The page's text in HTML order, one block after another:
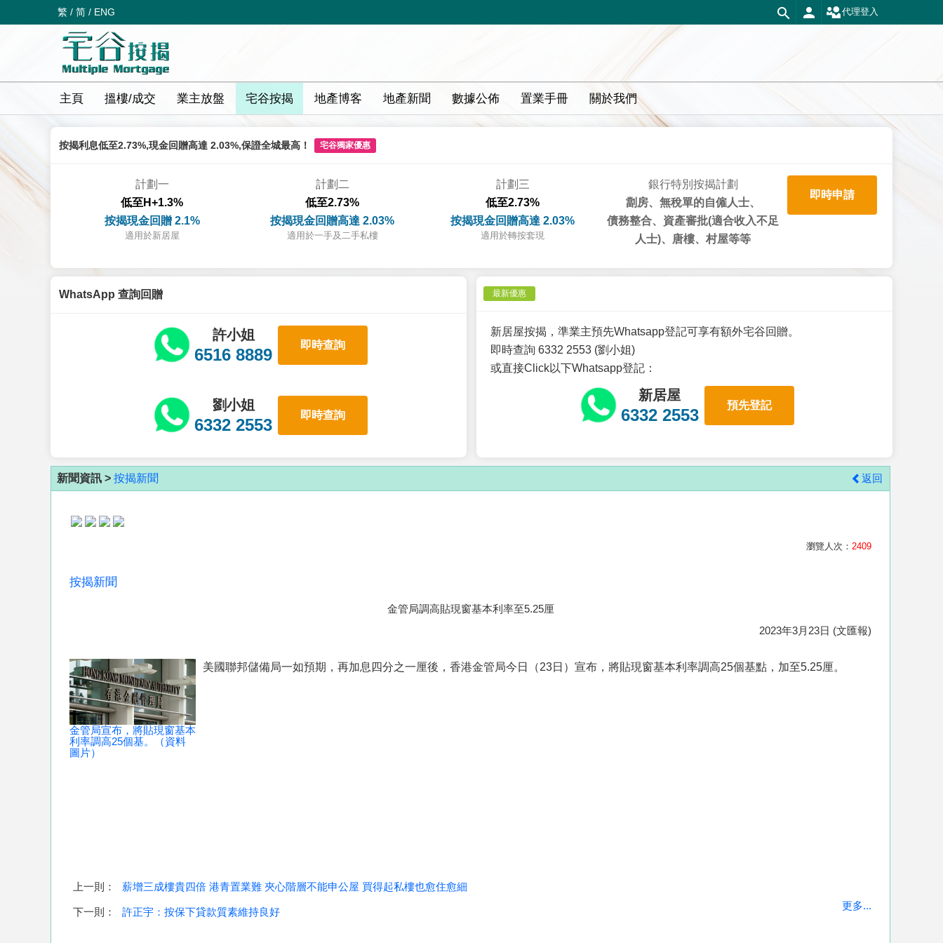
繁 / 简 / ENG 代理登入
主頁 搵樓/成交 業主放盤 宅谷按揭 地產博客 地產新聞 數據公佈 置業手冊 關於我們
按揭利息低至2.73%,現金回贈高達 2.03%,保證全城最高！ 宅谷獨家優惠
計劃一
低至H+1.3%
按揭現金回贈 2.1%
適用於新居屋
計劃二
低至2.73%
按揭現金回贈高達 2.03%
適用於一手及二手私樓
計劃三
低至2.73%
按揭現金回贈高達 2.03%
適用於轉按套現
銀行特別按揭計劃
劏房、無稅單的自僱人士、
債務整合、資產審批(適合收入不足
人士)、唐樓、村屋等等
即時申請
WhatsApp 查詢回贈
許小姐
6516 8889
即時查詢
劉小姐
6332 2553
即時查詢
最新優惠
新居屋按揭，準業主預先Whatsapp登記可享有額外宅谷回贈。
即時查詢 6332 2553 (劉小姐)
或直接Click以下Whatsapp登記：
新居屋
6332 2553
預先登記
新聞資訊 > 按揭新聞 返回
瀏覽人次： 2409
按揭新聞
金管局調高貼現窗基本利率至5.25厘
2023年3月23日 (文匯報)
金管局宣布，將貼現窗基本
利率調高25個基。（資料
圖片）
美國聯邦儲備局一如預期，再加息四分之一厘後，香港金管局今日（23日）宣布，將貼現窗基本利率調高25個基點，加至5.25厘。
上一則： 薪增三成樓貴四倍 港青置業難 夾心階層不能申公屋 買得起私樓也愈住愈細
下一則： 許正宇：按保下貸款質素維持良好
更多...